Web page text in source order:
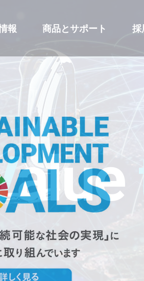
報 商品とサポート 採
alue